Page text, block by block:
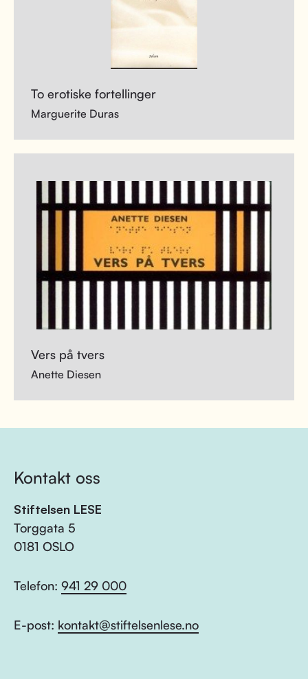
To erotiske fortellinger
Marguerite Duras
Vers på tvers
Anette Diesen
Kontakt oss
Stiftelsen LESE
Torggata 5
0181 OSLO
Telefon: 941 29 000
E-post: kontakt@stiftelsenlese.no